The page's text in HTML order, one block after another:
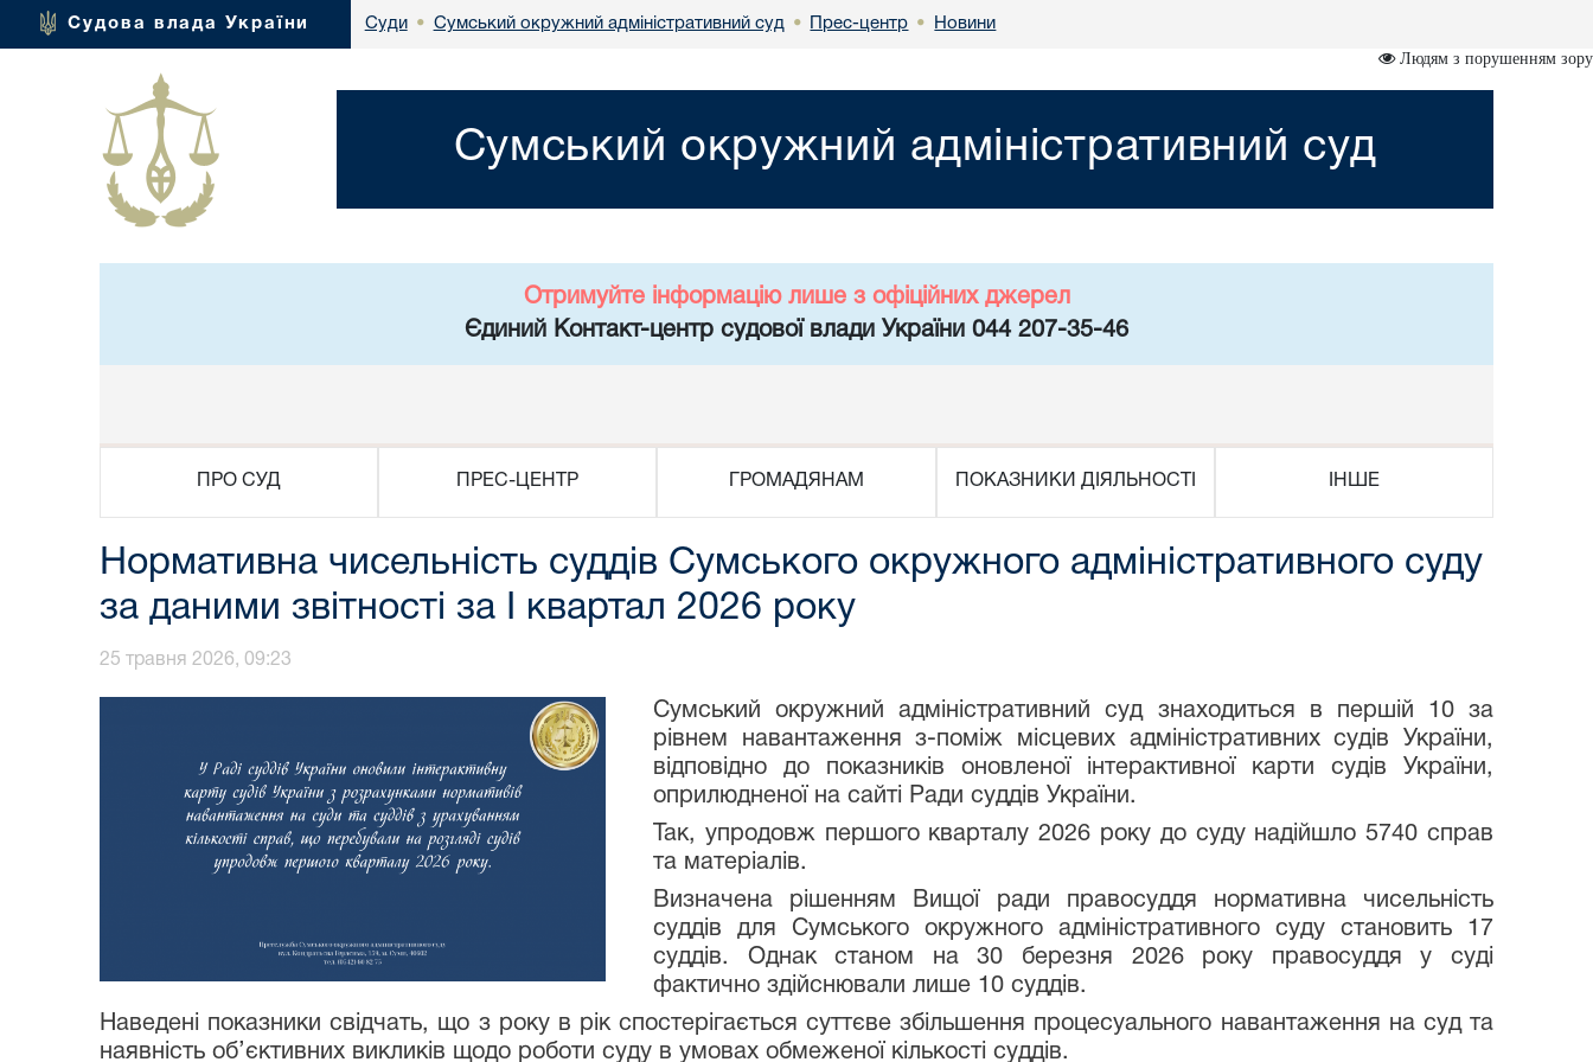
Судова влада України Суди • Сумський окружний адміністративний суд • Прес-центр • Новини
Людям з порушенням зору
Сумський окружний адміністративний суд
Отримуйте інформацію лише з офіційних джерел
Єдиний Контакт-центр судової влади України 044 207-35-46
ПРО СУД ПРЕС-ЦЕНТР ГРОМАДЯНАМ ПОКАЗНИКИ ДІЯЛЬНОСТІ ІНШЕ
Нормативна чисельність суддів Сумського окружного адміністративного суду
за даними звітності за І квартал 2026 року
25 травня 2026, 09:23
Сумський окружний адміністративний суд знаходиться в першій 10 за
рівнем навантаження з-поміж місцевих адміністративних судів України,
відповідно до показників оновленої інтерактивної карти судів України,
оприлюдненої на сайті Ради суддів України.
Так, упродовж першого кварталу 2026 року до суду надійшло 5740 справ
та матеріалів.
Визначена рішенням Вищої ради правосуддя нормативна чисельність
суддів для Сумського окружного адміністративного суду становить 17
суддів. Однак станом на 30 березня 2026 року правосуддя у суді
фактично здійснювали лише 10 суддів.
Наведені показники свідчать, що з року в рік спостерігається суттєве збільшення процесуального навантаження на суд та
наявність об’єктивних викликів щодо роботи суду в умовах обмеженої кількості суддів.